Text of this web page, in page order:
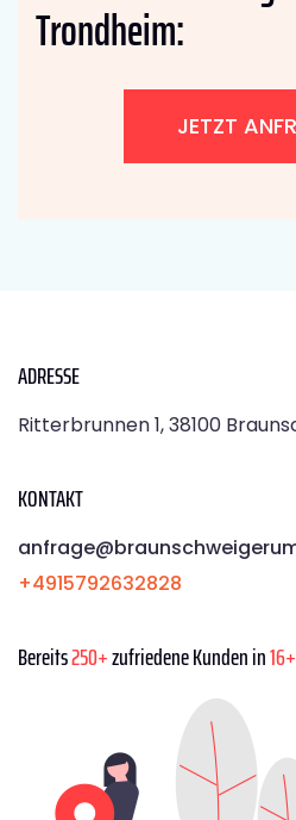
Trondheim:
JETZT
ADRESSE
Ritterbrunnen 1, 38100
KONTAKT
+4915792632828
Bereits250+zufriedene Kunden in16+